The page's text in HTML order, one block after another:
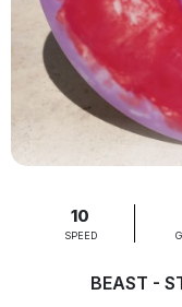
10
SPEED
BEAST -